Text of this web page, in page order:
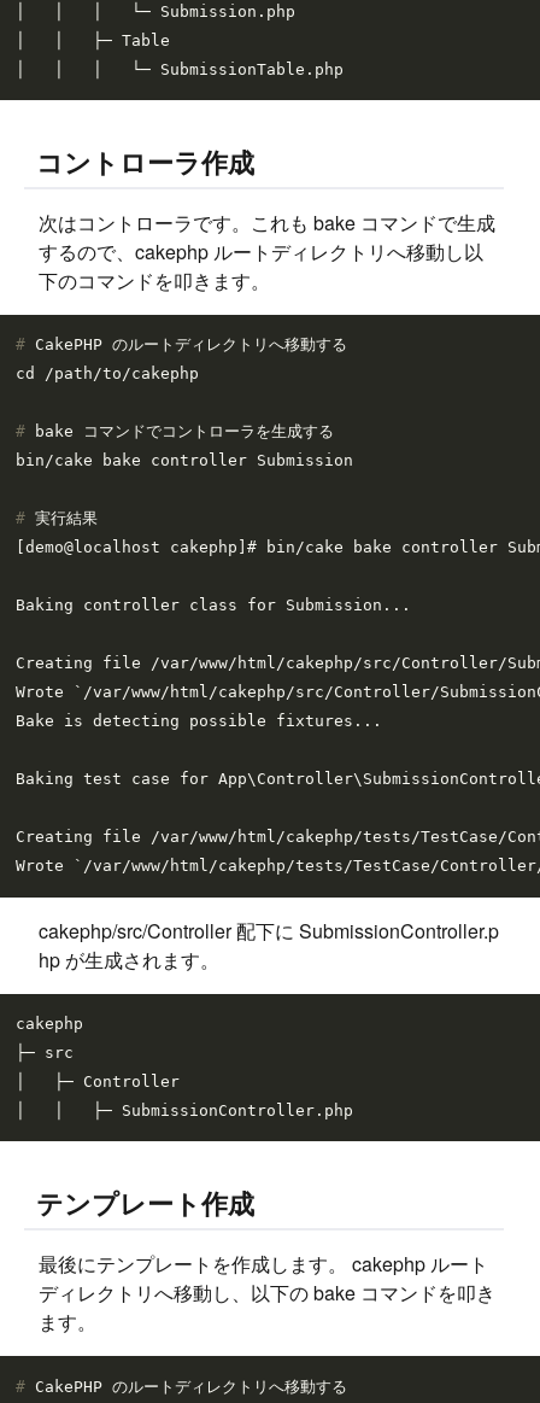
│   │   │   └─ Submission.php
│   │   ├─ Table
コントローラ作成
次はコントローラです。これも bake コマンドで生成
するので、cakephp ルートディレクトリへ移動し以
下のコマンドを叩きます。
# CakePHP のルートディレクトリへ移動する
#
bake コマンドでコントローラを生成する
# 実行結果
[demo@localhost cakephp]# bin/cake bake controller
Baking controller class for Submission...
Creating file /var/www/html/cakephp/src/Controller/
Wrote `/var/www/html/cakephp/src/Controller/
Bake is detecting possible fixtures...
Baking test case for
Creating file /var/www/html/cakephp/tests/TestCase/
cakephp/src/Controller 配下に SubmissionController.p
hp が生成されます。
cakephp
├─ src
│   ├─ Controller
テンプレート作成
最後にテンプレートを作成します。 cakephp ルート
ディレクトリへ移動し、以下の bake コマンドを叩き
ます。
# CakePHP のルートディレクトリへ移動する